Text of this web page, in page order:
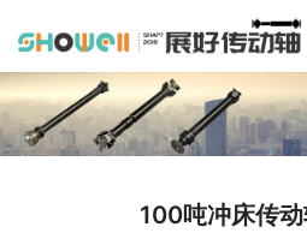
100吨冲床传